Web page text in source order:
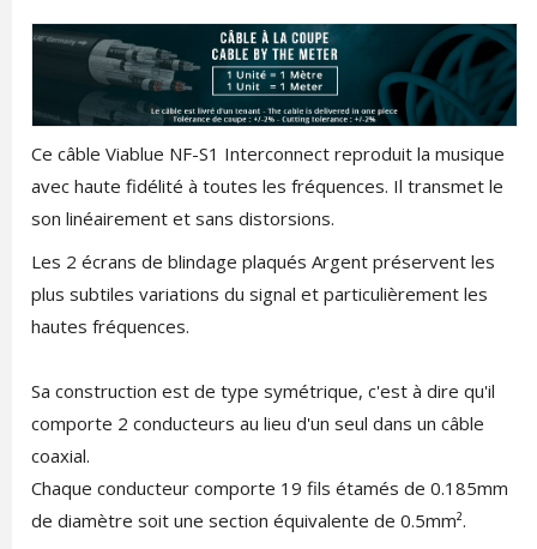
Ce câble Viablue NF-S1 Interconnect reproduit la musique
avec haute fidélité à toutes les fréquences. Il transmet le
son linéairement et sans distorsions.
Les 2 écrans de blindage plaqués Argent préservent les
plus subtiles variations du signal et particulièrement les
hautes fréquences.
Sa construction est de type symétrique, c'est à dire qu'il
comporte 2 conducteurs au lieu d'un seul dans un câble
coaxial.
Chaque conducteur comporte 19 fils étamés de 0.185mm
de diamètre soit une section équivalente de 0.5mm².